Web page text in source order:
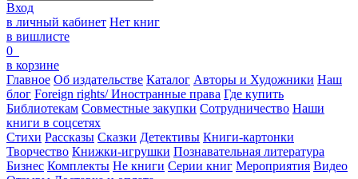
Вход
в личный кабинет Нет книг
в вишлисте
0
в корзине
Главное Об издательстве Каталог Авторы и Художники Наш
блог Foreign rights/ Иностранные права Где купить
Библиотекам Совместные закупки Сотрудничество Наши
книги в соцсетях
Стихи Рассказы Сказки Детективы Книги-картонки
Творчество Книжки-игрушки Познавательная литература
Бизнес Комплекты Не книги Серии книг Мероприятия Видео